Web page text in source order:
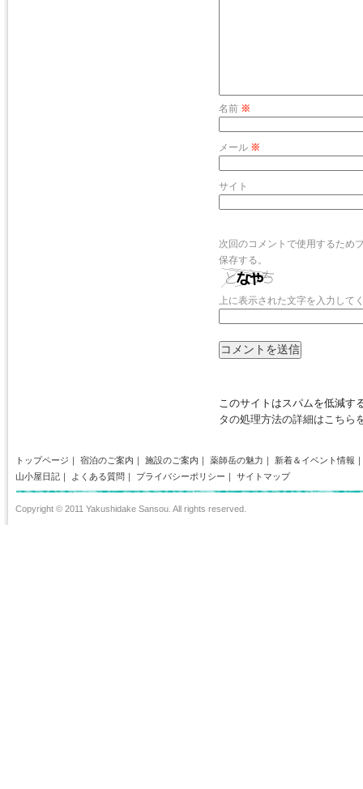
名前 ※
メール ※
サイト
次回のコメントで使用するため
保存する。
上に表示された文字を入力して
このサイトはスパムを低減す
タの処理方法の詳細はこちら
トップページ ｜ 宿泊のご案内 ｜ 施設のご案内 ｜ 薬師岳の魅力 ｜ 新着＆イベント情報 ｜
山小屋日記 ｜ よくある質問 ｜ プライバシーポリシー ｜ サイトマップ
Copyright © 2011 Yakushidake Sansou. All rights reserved.